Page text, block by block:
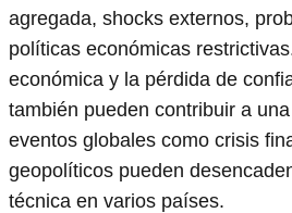
agregada, shocks externos,
políticas económicas
económica y la pérdida de
también pueden contribuir a
eventos globales como crisis
geopolíticos pueden
técnica en varios países.